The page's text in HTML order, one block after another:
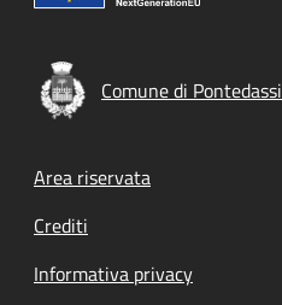
Comune di
Footer menu
Area riservata
Crediti
Informativa privacy